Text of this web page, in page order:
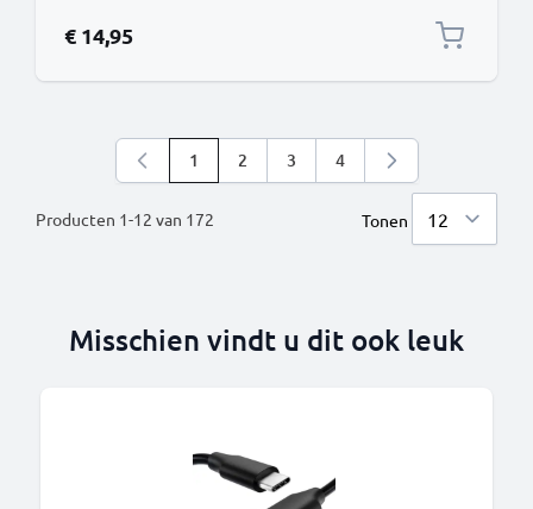
€ 14,95
Producten 1-12 van 172
U lees momenteel pagina
1 Pagina
2 Pagina
3 Pagina
4
Tonen
Misschien vindt u dit ook leuk